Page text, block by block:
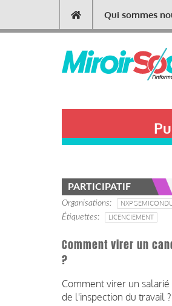
contenu
Main
navigation
Qui sommes
PARTICIPATIF
Organisations
NXP
Étiquettes
LICENCIEMENT
Comment virer un
?
Comment virer un
de l'inspection du travail ?